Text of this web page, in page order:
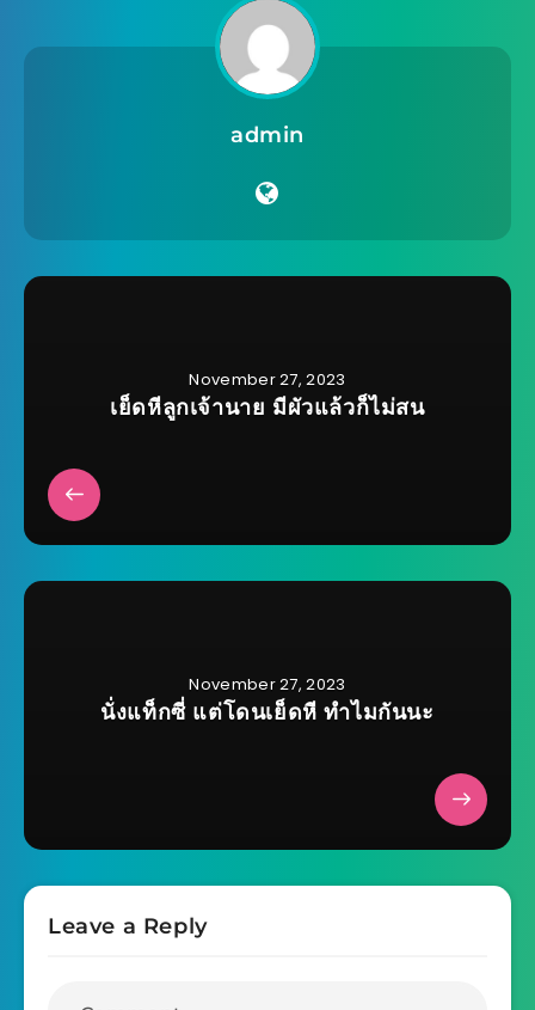
admin
November 27, 2023
เย็ดหีลูกเจ้านาย มีผัวแล้วก็ไม่สน
November 27, 2023
นั่งแท็กซี่ แต่โดนเย็ดหี ทำไมกันนะ
Leave a Reply